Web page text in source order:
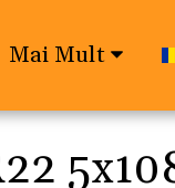
Mai Mult